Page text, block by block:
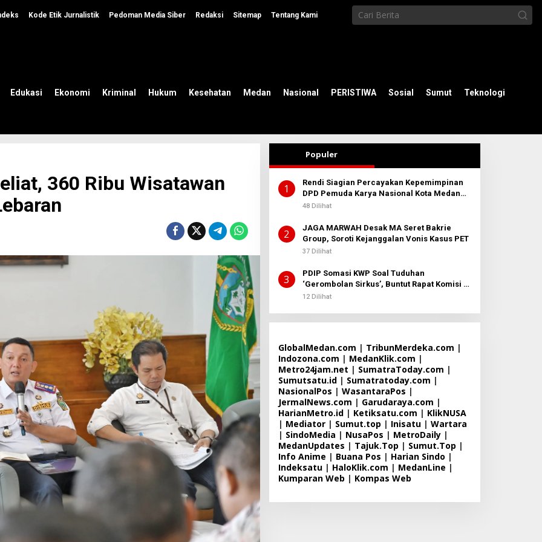
Kode Etik Jurnalistik Pedoman Media Siber Redaksi Sitemap Tentang Kami
Edukasi Ekonomi Kriminal Hukum Kesehatan Medan Nasional PERISTIWA Sosial Sumut Teknologi
360 Ribu Wisatawan
Populer
1
Rendi Siagian Percayakan Kepemimpinan
DPD Pemuda Karya Nasional Kota Medan
kepada Josef Sembiring
48 Dilihat
2
JAGA MARWAH Desak MA Seret Bakrie
Group, Soroti Kejanggalan Vonis Kasus PET
37 Dilihat
3
PDIP Somasi KWP Soal Tuduhan
‘Gerombolan Sirkus’, Buntut Rapat Komisi II
Dipimpin Sufmi Dasco Ahmad
12 Dilihat
GlobalMedan.com | TribunMerdeka.com |
Indozona.com | MedanKlik.com |
Metro24jam.net | SumatraToday.com |
Sumutsatu.id| Sumatratoday.com |
NasionalPos | WasantaraPos |
JermalNews.com | Garudaraya.com |
HarianMetro.id| Ketiksatu.com | KlikNUSA
| Mediator| Sumut.top | Inisatu| Wartara
| SindoMedia | NusaPos | MetroDaily|
MedanUpdates | Tajuk.Top | Sumut.Top |
Info Anime | Buana Pos | Harian Sindo |
Indeksatu| HaloKlik.com | MedanLine |
Kumparan Web | Kompas Web